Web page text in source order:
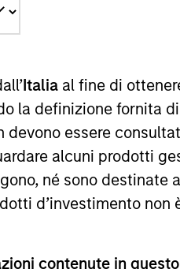
Italia al fine di
la definizione fornita
devono essere
alcuni prodotti
né sono
d’investimento
contenute in
dei risultati futuri. I
netto (NAV), al netto
indici sono tratti da Morgan
nell’anno solare.